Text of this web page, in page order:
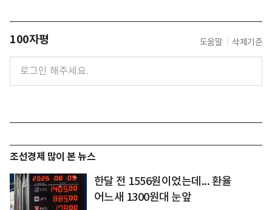
100자평 도움말 삭제기준
조선경제 많이 본 뉴스
한달 전 1556원이었는데... 환율
어느새 1300원대 눈앞